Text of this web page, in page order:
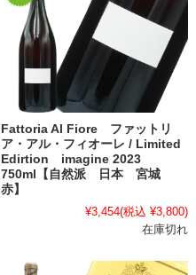
Fattoria Al Fiore ファットリ
ア・アル・フィオーレ / Limited
Edirtion imagine 2023
750ml【自然派 日本 宮城
赤】
¥3,454(税込 ¥3,800)
在庫切れ